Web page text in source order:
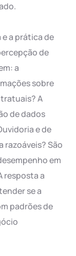
a prática de
de
a
sobre
A
de dados
e de
razoáveis? São
em
resposta a
se a
padrões de